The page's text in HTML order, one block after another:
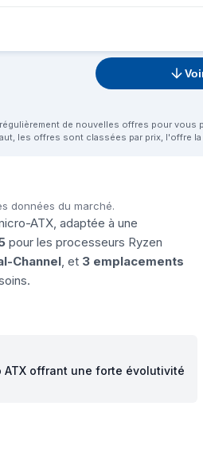
de nouvelles offres pour
les offres sont classées par prix, l'offre
données du marché.
ATX, adaptée à une
pour les processeurs Ryzen
Channel , et 3 emplacements
ATX offrant une forte évolutivité